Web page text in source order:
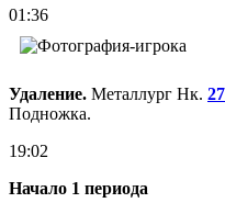
01:36
Удаление. Металлург Нк.
Подножка.
19:02
Начало 1 периода